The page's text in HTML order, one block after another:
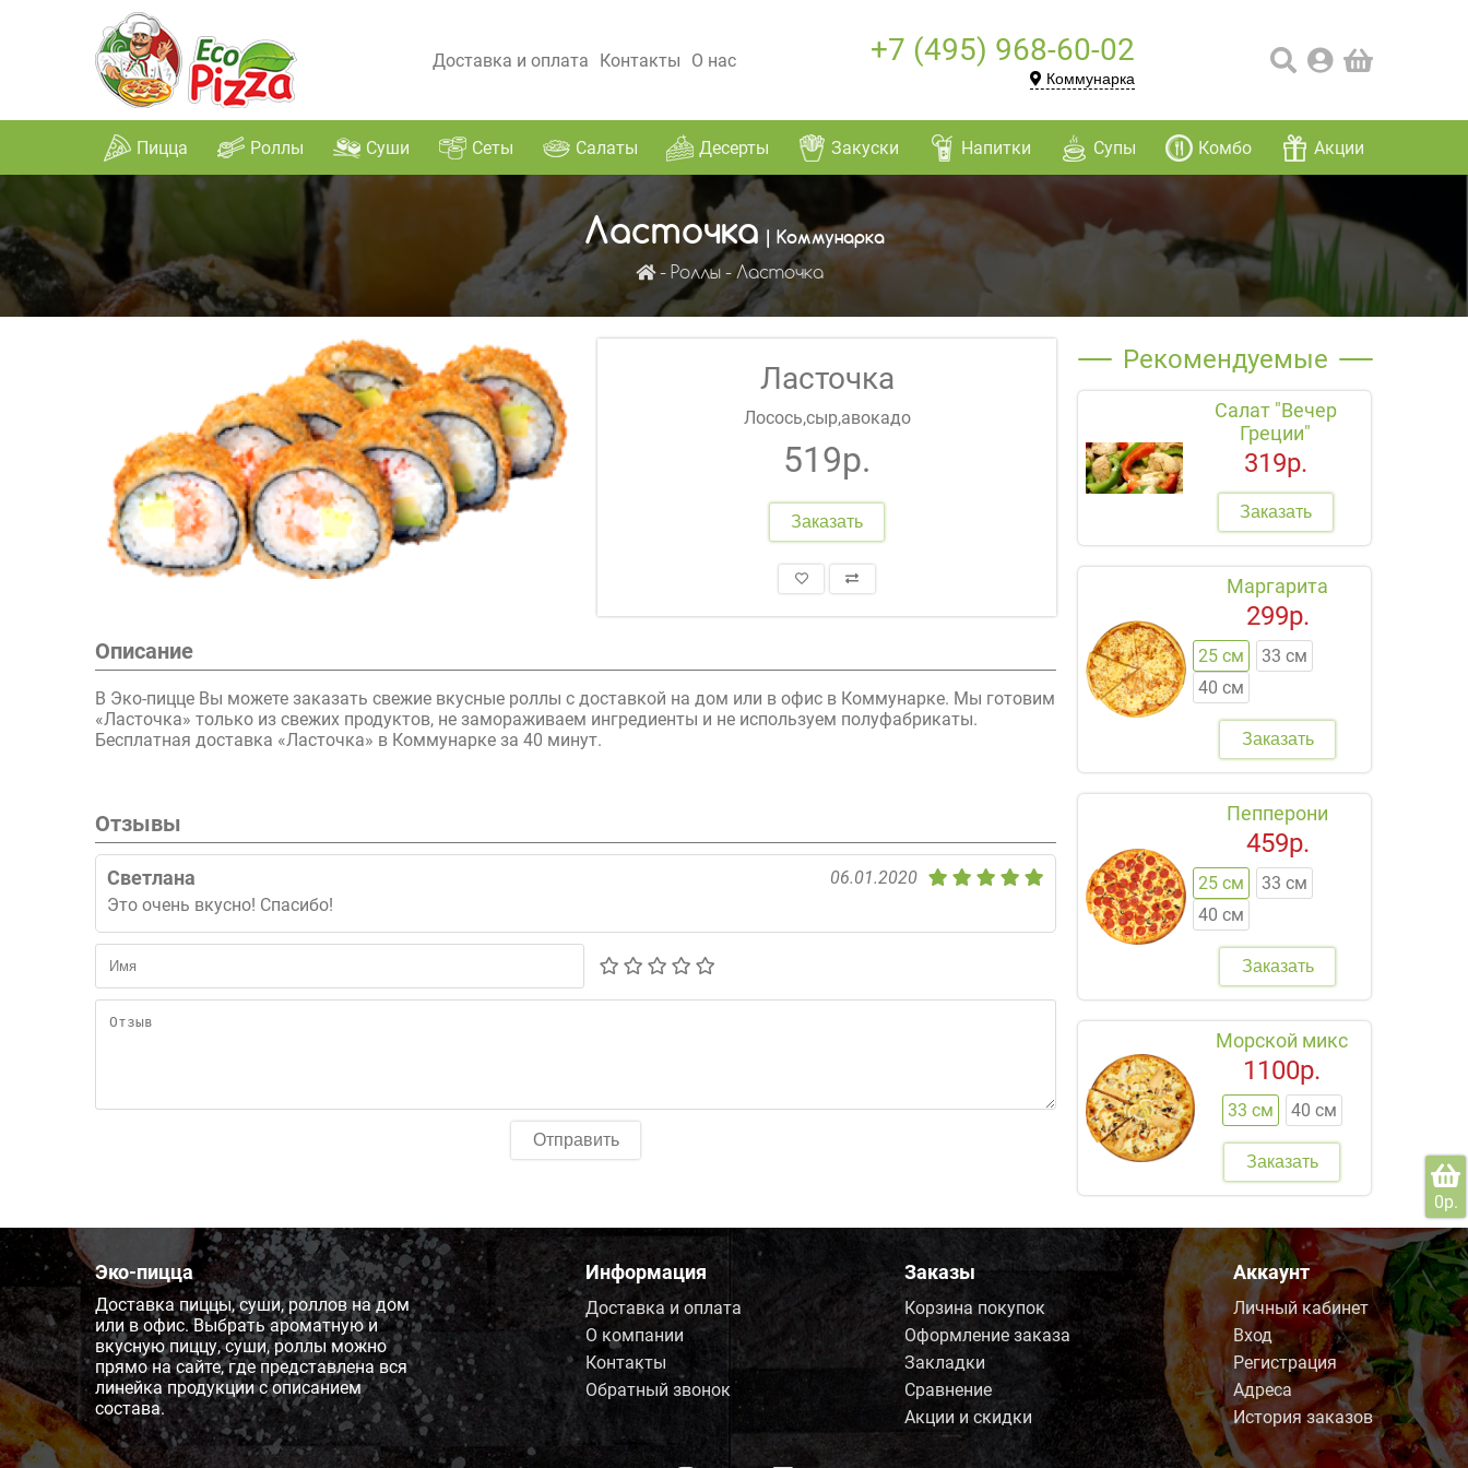
Доставка и оплата Контакты О нас +7 (495) 968-60-02
Коммунарка
Пицца Роллы Суши Сеты Салаты Десерты Закуски Напитки Супы Комбо Акции
0р.
Ласточка | Коммунарка
Роллы Ласточка
Ласточка
Лосось,сыр,авокадо
519р.
Заказать
Описание
В Эко-пицце Вы можете заказать свежие вкусные роллы с доставкой на дом или в офис в Коммунарке. Мы готовим
«Ласточка» только из свежих продуктов, не замораживаем ингредиенты и не используем полуфабрикаты.
Бесплатная доставка «Ласточка» в Коммунарке за 40 минут.
Отзывы
Светлана
06.01.2020
Это очень вкусно! Спасибо!
Отправить
Рекомендуемые
Салат "Вечер
Греции"
319р.
Заказать
Маргарита
25 см
33 см
40 см
299р.
Заказать
Пепперони
25 см
33 см
40 см
459р.
Заказать
Морской микс
33 см 40 см
1100р.
Заказать
Эко-пицца
Доставка пиццы, суши, роллов на дом
или в офис. Выбрать ароматную и
вкусную пиццу, суши, роллы можно
прямо на сайте, где представлена вся
линейка продукции с описанием
состава.
Информация
Доставка и оплата
О компании
Контакты
Обратный звонок
Заказы
Корзина покупок
Оформление заказа
Закладки
Сравнение
Акции и скидки
Аккаунт
Личный кабинет
Вход
Регистрация
Адреса
История заказов